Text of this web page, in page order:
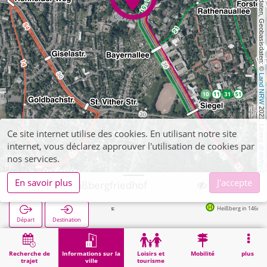
, Kartendaten, Geobasisdaten: ©
Land NRW
2021, Lizenz
dl-de/by-2-0
Recherche de
trajet
Informations sur la
ville
Loisirs et
tourisme
Mobilité plus
Aachen, Heißbergfriedhof
Départ Destination
Heißberg in 146m
Démarrage Informations sur la ville Aachen, Heißbergfriedhof
Ce site internet utilise des cookies. En utilisant notre site
internet, vous déclarez approuver l'utilisation de cookies par
nos services.
En savoir plus
J'accepte